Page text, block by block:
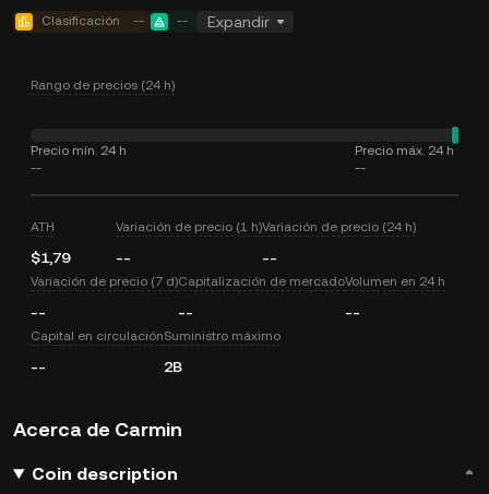
Clasificación -- -- Expandir
Rango de precios (24 h)
Precio mín. 24 h
--
Precio máx. 24 h
--
ATH
$1,79
Variación de precio (1 h)
--
Variación de precio (24 h)
--
Variación de precio (7 d)
--
Capitalización de mercado
--
Volumen en 24 h
--
Capital en circulación
--
Suministro máximo
2B
Acerca de Carmin
Coin description